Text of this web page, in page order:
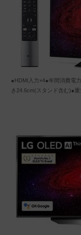
●HDMI入力×4●年間消費電
き24.6cm(スタンド含む)●